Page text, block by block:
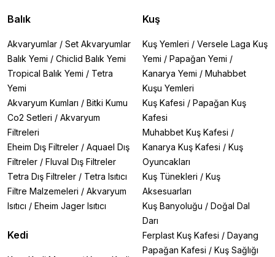
Balık
Akvaryumlar / Set Akvaryumlar
Balık Yemi / Chiclid Balık Yemi
Tropical Balık Yemi / Tetra
Yemi
Akvaryum Kumları / Bitki Kumu
Co2 Setleri / Akvaryum
Filtreleri
Eheim Dış Filtreler / Aquael Dış
Filtreler / Fluval Dış Filtreler
Tetra Dış Filtreler / Tetra Isıtıcı
Filtre Malzemeleri / Akvaryum
Isıtıcı / Eheim Jager Isıtıcı
Kedi
Kuş
Kuş Yemleri / Versele Laga Kuş
Yemi / Papağan Yemi /
Kanarya Yemi / Muhabbet
Kuşu Yemleri
Kuş Kafesi / Papağan Kuş
Kafesi
Muhabbet Kuş Kafesi /
Kanarya Kuş Kafesi / Kuş
Oyuncakları
Kuş Tünekleri / Kuş
Aksesuarları
Kuş Banyoluğu / Doğal Dal
Darı
Ferplast Kuş Kafesi / Dayang
Papağan Kafesi / Kuş Sağlığı